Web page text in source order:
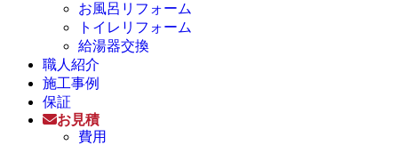
お風呂リフォーム
トイレリフォーム
給湯器交換
職人紹介
施工事例
保証
お見積
費用